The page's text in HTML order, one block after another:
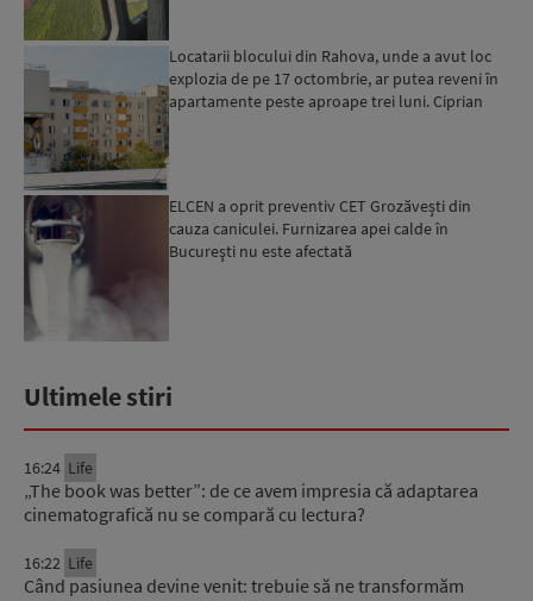
Locatarii blocului din Rahova, unde a avut loc
explozia de pe 17 octombrie, ar putea reveni în
apartamente peste aproape trei luni. Ciprian
ELCEN a oprit preventiv CET Grozăvești din
cauza caniculei. Furnizarea apei calde în
Bucureşti nu este afectată
Ultimele stiri
16:24 Life
„The book was better”: de ce avem impresia că adaptarea
cinematografică nu se compară cu lectura?
16:22 Life
Când pasiunea devine venit: trebuie să ne transformăm